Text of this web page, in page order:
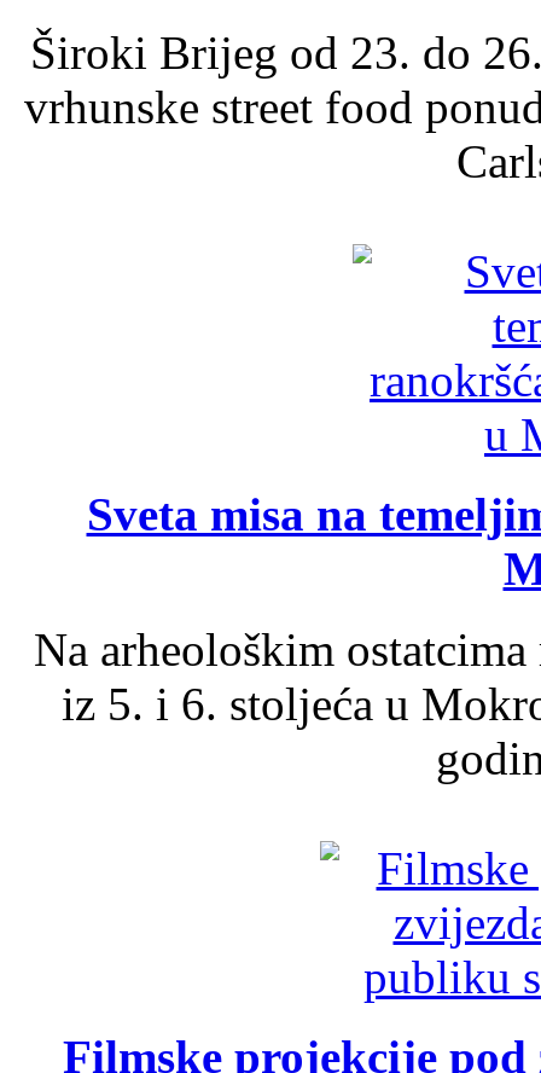
Široki Brijeg od 23. do
vrhunske street food
Sveta misa na
Na arheološkim
iz 5. i 6. stoljeća u
Filmske projekcije